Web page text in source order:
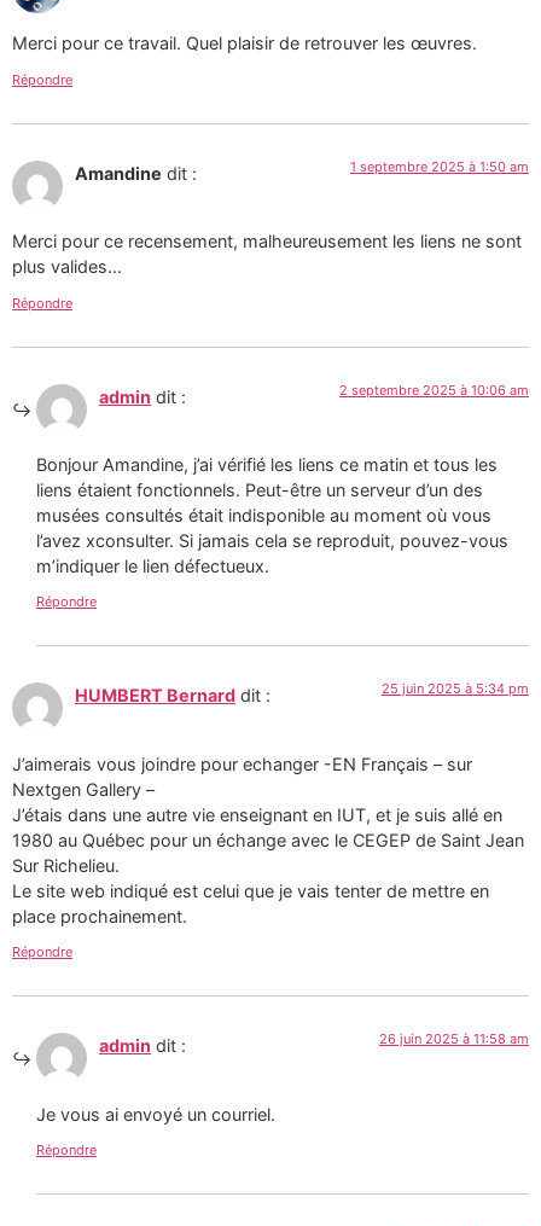
Merci pour ce travail. Quel plaisir de retrouver les œuvres.
Répondre
Amandine dit : 1 septembre 2025 à 1:50 am
Merci pour ce recensement, malheureusement les liens ne sont
plus valides…
Répondre
admin dit : 2 septembre 2025 à 10:06 am
Bonjour Amandine, j’ai vérifié les liens ce matin et tous les
liens étaient fonctionnels. Peut-être un serveur d’un des
musées consultés était indisponible au moment où vous
l’avez xconsulter. Si jamais cela se reproduit, pouvez-vous
m’indiquer le lien défectueux.
Répondre
HUMBERT Bernard dit : 25 juin 2025 à 5:34 pm
J’aimerais vous joindre pour echanger -EN Français – sur
Nextgen Gallery –
J’étais dans une autre vie enseignant en IUT, et je suis allé en
1980 au Québec pour un échange avec le CEGEP de Saint Jean
Sur Richelieu.
Le site web indiqué est celui que je vais tenter de mettre en
place prochainement.
Répondre
admin dit : 26 juin 2025 à 11:58 am
Je vous ai envoyé un courriel.
Répondre